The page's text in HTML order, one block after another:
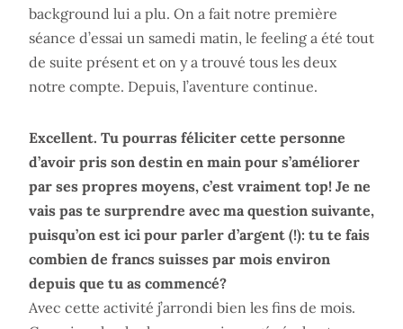
background lui a plu. On a fait notre première
séance d’essai un samedi matin, le feeling a été tout
de suite présent et on y a trouvé tous les deux
notre compte. Depuis, l’aventure continue.
Excellent. Tu pourras féliciter cette personne
d’avoir pris son destin en main pour s’améliorer
par ses propres moyens, c’est vraiment top! Je ne
vais pas te surprendre avec ma question suivante,
puisqu’on est ici pour parler d’argent (!): tu te fais
combien de francs suisses par mois environ
depuis que tu as commencé?
Avec cette activité j’arrondi bien les fins de mois.